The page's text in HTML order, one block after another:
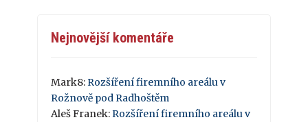
Nejnovější komentáře
Mark8:Rozšíření firemního areálu v
Rožnově pod Radhoštěm
Aleš Franek:Rozšíření firemního areálu v